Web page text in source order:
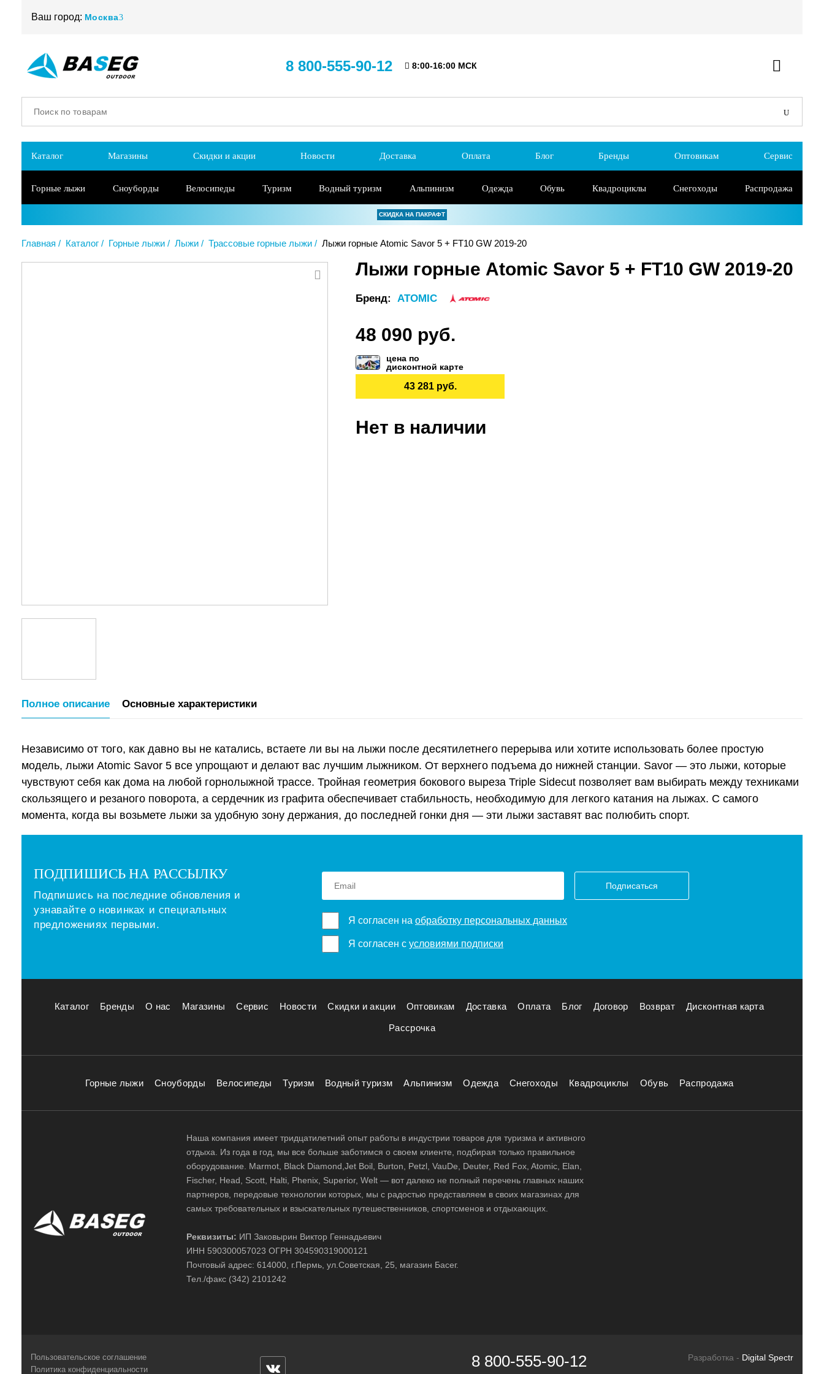
Ваш город: Москва
8 800-555-90-12 8:00-16:00 МСК
Каталог Магазины Скидки и акции Новости Доставка Оплата Блог Бренды Оптовикам Сервис
Горные лыжи Сноуборды Велосипеды Туризм Водный туризм Альпинизм Одежда Обувь Квадроциклы Снегоходы Распродажа
СКИДКА НА ПАКРАФТ
Главная Каталог Горные лыжи Лыжи Трассовые горные лыжи Лыжи горные Atomic Savor 5 + FT10 GW 2019-20
Лыжи горные Atomic Savor 5 + FT10 GW 2019-20
Бренд: ATOMIC
48 090 руб.
цена по
дисконтной карте
43 281 руб.
Нет в наличии
Полное описание Основные характеристики
Независимо от того, как давно вы не катались, встаете ли вы на лыжи после десятилетнего перерыва или хотите использовать более простую
модель, лыжи Atomic Savor 5 все упрощают и делают вас лучшим лыжником. От верхнего подъема до нижней станции. Savor — это лыжи, которые
чувствуют себя как дома на любой горнолыжной трассе. Тройная геометрия бокового выреза Triple Sidecut позволяет вам выбирать между техниками
скользящего и резаного поворота, а сердечник из графита обеспечивает стабильность, необходимую для легкого катания на лыжах. С самого
момента, когда вы возьмете лыжи за удобную зону держания, до последней гонки дня — эти лыжи заставят вас полюбить спорт.
ПОДПИШИСЬ НА РАССЫЛКУ
Подпишись на последние обновления и
узнавайте о новинках и специальных
предложениях первыми.
Подписаться
Я согласен на обработку персональных данных
Я согласен с условиями подписки
Каталог Бренды О нас Магазины Сервис Новости Скидки и акции Оптовикам Доставка Оплата Блог Договор Возврат Дисконтная карта
Рассрочка
Горные лыжи Сноуборды Велосипеды Туризм Водный туризм Альпинизм Одежда Снегоходы Квадроциклы Обувь Распродажа
Наша компания имеет тридцатилетний опыт работы в индустрии товаров для туризма и активного
отдыха. Из года в год, мы все больше заботимся о своем клиенте, подбирая только правильное
оборудование. Marmot, Black Diamond,Jet Boil, Burton, Petzl, VauDe, Deuter, Red Fox, Atomic, Elan,
Fischer, Head, Scott, Halti, Phenix, Superior, Welt — вот далеко не полный перечень главных наших
партнеров, передовые технологии которых, мы с радостью представляем в своих магазинах для
самых требовательных и взыскательных путешественников, спортсменов и отдыхающих.
Реквизиты: ИП Заковырин Виктор Геннадьевич
ИНН 590300057023 ОГРН 304590319000121
Почтовый адрес: 614000, г.Пермь, ул.Советская, 25, магазин Басег.
Тел./факс (342) 2101242
Пользовательское соглашение
Политика конфиденциальности
8 800-555-90-12 Разработка - Digital Spectr